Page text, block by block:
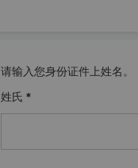
请输入您身份证件上姓名。
姓氏